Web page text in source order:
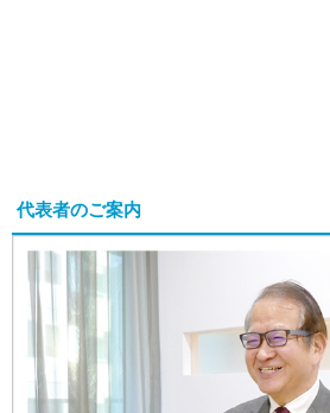
代表者のご案内